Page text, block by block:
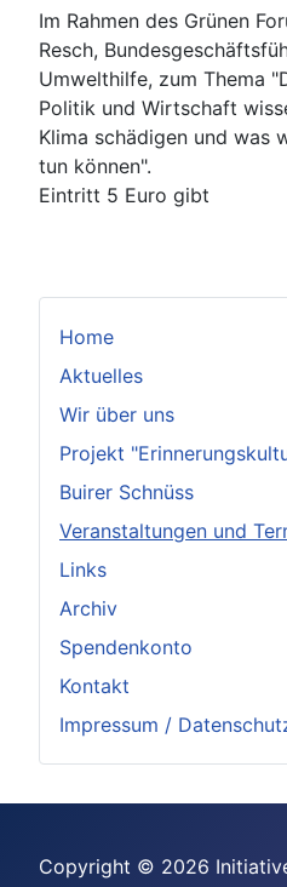
Home
Aktuelles
Wir über uns
Projekt
Buirer Schnüss
Veranstaltungen und
Links
Archiv
Spendenkonto
Kontakt
Impressum /
Im Rahmen des Grünen
Resch,
Umwelthilfe, zum Thema
Politik und Wirtschaft
Klima schädigen und was
tun können".
Eintritt 5 Euro gibt
Copyright © 2026